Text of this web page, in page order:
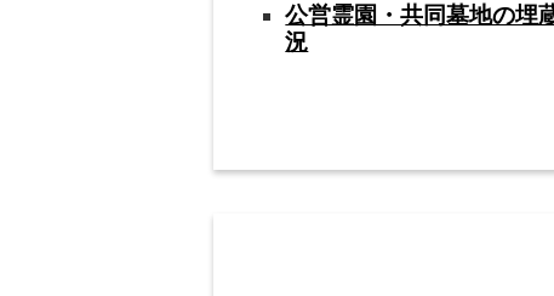
公営霊園・共同墓地の埋
況